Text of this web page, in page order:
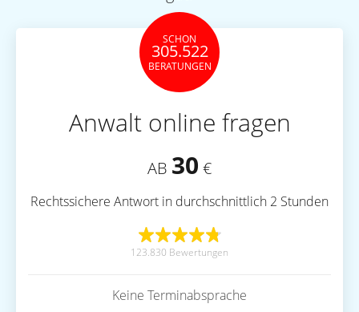
SCHON
305.522
BERATUNGEN
Anwalt online fragen
AB 30 €
Rechtssichere Antwort in durchschnittlich 2 Stunden
123.830 Bewertungen
Keine Terminabsprache